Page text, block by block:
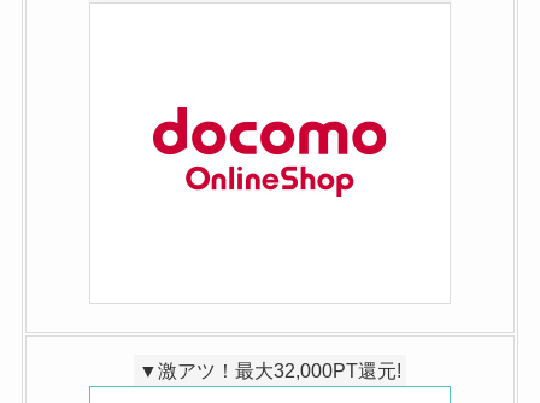
▼激アツ！最大32,000PT還元!